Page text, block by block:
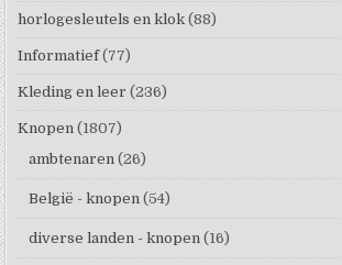
horlogesleutels en klok (88)
Informatief (77)
Kleding en leer (236)
Knopen (1807)
ambtenaren (26)
België - knopen (54)
diverse landen - knopen (16)